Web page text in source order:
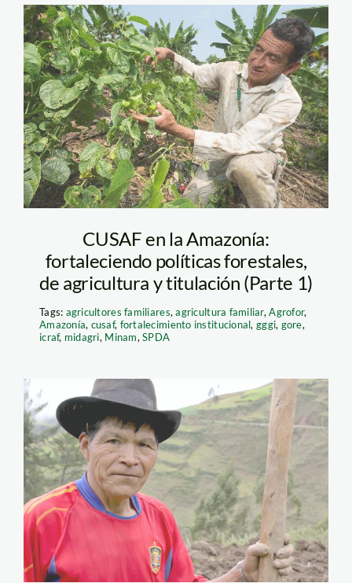
Foto 3_ARAA Choba
Choba_Marlondag_San
Martín Agroforestería
CUSAF en la Amazonía:
fortaleciendo políticas forestales,
de agricultura y titulación (Parte 1)
Tags: agricultores familiares,agricultura familiar,Agrofor,
Amazonía, cusaf, fortalecimiento institucional, gggi, gore,
icraf, midagri, Minam,SPDA
agricultor-huauco—
otto-alegre—spda